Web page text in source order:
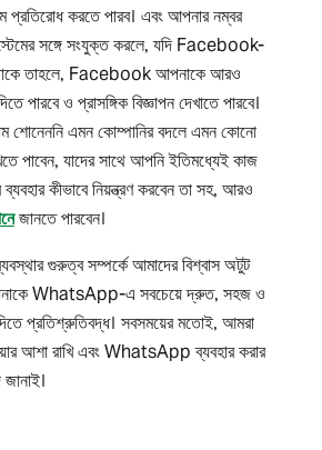
প্রতিরোধ করতে পারব। এবং আপনার নম্বর
সঙ্গে সংযুক্ত করলে, যদি Facebook-
তাহলে, Facebook আপনাকে আরও
পারবে ও প্রাসঙ্গিক বিজ্ঞাপন দেখাতে পারবে।
শোনেননি এমন কোম্পানির বদলে এমন কোনো
পাবেন, যাদের সাথে আপনি ইতিমধ্যেই কাজ
কীভাবে নিয়ন্ত্রণ করবেন তা সহ, আরও
জানতে পারবেন।
গুরুত্ব সম্পর্কে আমাদের বিশ্বাস অটুট
WhatsApp-এ সবচেয়ে দ্রুত, সহজ ও
প্রতিশ্রুতিবদ্ধ। সবসময়ের মতোই, আমরা
আশা রাখি এবং WhatsApp ব্যবহার করার